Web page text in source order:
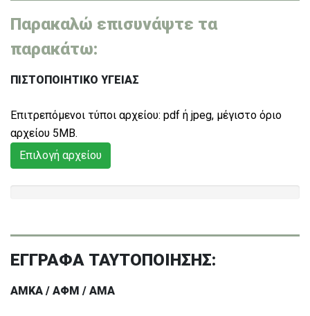
Παρακαλώ επισυνάψτε τα
παρακάτω:
ΠΙΣΤΟΠΟΙΗΤΙΚΟ ΥΓΕΙΑΣ
Επιλογή αρχείου
Eπιτρεπόμενοι τύποι αρχείου: pdf ή jpeg, μέγιστο όριο
αρχείoυ 5MB.
ΕΓΓΡΑΦΑ ΤΑΥΤΟΠΟΙΗΣΗΣ:
ΑΜΚΑ / ΑΦΜ / ΑΜΑ